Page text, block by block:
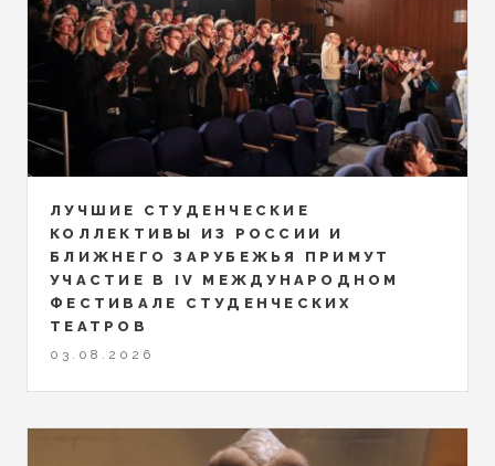
ЛУЧШИЕ СТУДЕНЧЕСКИЕ
КОЛЛЕКТИВЫ ИЗ РОССИИ И
БЛИЖНЕГО ЗАРУБЕЖЬЯ ПРИМУТ
УЧАСТИЕ В IV МЕЖДУНАРОДНОМ
ФЕСТИВАЛЕ СТУДЕНЧЕСКИХ
ТЕАТРОВ
03.08.2026